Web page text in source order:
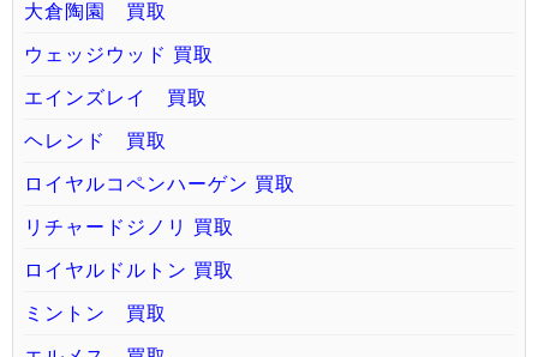
大倉陶園 買取
ウェッジウッド 買取
エインズレイ 買取
ヘレンド 買取
ロイヤルコペンハーゲン 買取
リチャードジノリ 買取
ロイヤルドルトン 買取
ミントン 買取